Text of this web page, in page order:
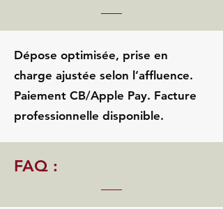
Dépose optimisée, prise en
charge ajustée selon l’affluence.
Paiement CB/Apple Pay. Facture
professionnelle disponible.
FAQ :